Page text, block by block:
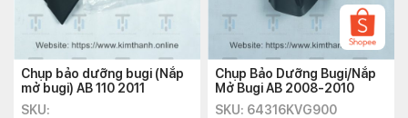
mới nhất, cuộn dây máy phát điện không chỉ cung cấp
điện cho các thiết bị cơ bản mà còn cung cấp cho các hệ
thống điện tử tiên tiến như hệ thống khởi động, hệ thống
phanh ABS, hệ thống chống trộm, hệ thống cảnh báo và
các thiết bị khác.
Chụp bảo dưỡng bugi (Nắp
mở bugi) AB 110 2011
SKU:
Chụp Bảo Dưỡng Bugi/Nắp
Mở Bugi AB 2008-2010
SKU: 64316KVG900